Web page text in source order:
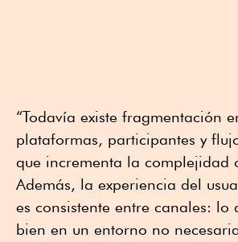
“Todavía existe fragmentación
plataformas, participantes y
que incrementa la complejidad
Además, la experiencia del
es consistente entre canales: lo
bien en un entorno no